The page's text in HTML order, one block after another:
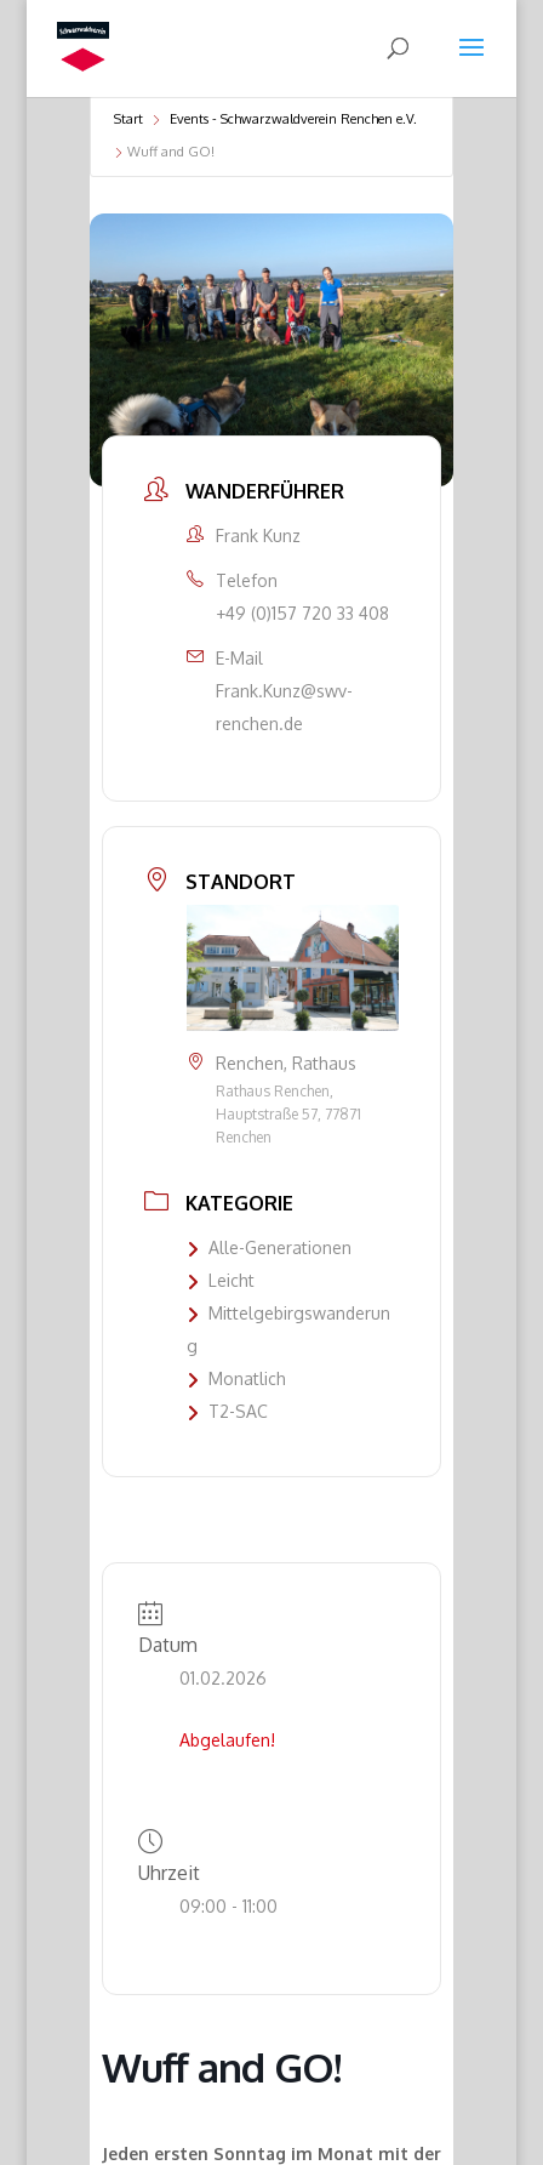
Start
Events - Schwarzwaldverein Renchen e.V.
Wuff and GO!
WANDERFÜHRER
Frank Kunz
Telefon
+49 (0)157 720 33 408
E-Mail
Frank.Kunz@swv-
renchen.de
STANDORT
Renchen, Rathaus
Rathaus Renchen,
Hauptstraße 57, 77871
Renchen
KATEGORIE
Alle-Generationen
Leicht
Mittelgebirgswanderun
g
Monatlich
T2-SAC
Datum
01.02.2026
Abgelaufen!
Uhrzeit
09:00 - 11:00
Wuff and GO!
Jeden ersten Sonntag im Monat mit der